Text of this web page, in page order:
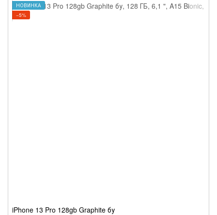
НОВИНКА
−5%
iPhone 13 Pro 128gb Graphite бу